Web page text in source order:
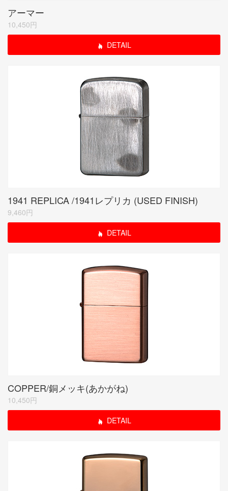
アーマー
10,450円
DETAIL
1941 REPLICA /1941レプリカ (USED FINISH)
9,460円
DETAIL
COPPER/銅メッキ(あかがね)
10,450円
DETAIL